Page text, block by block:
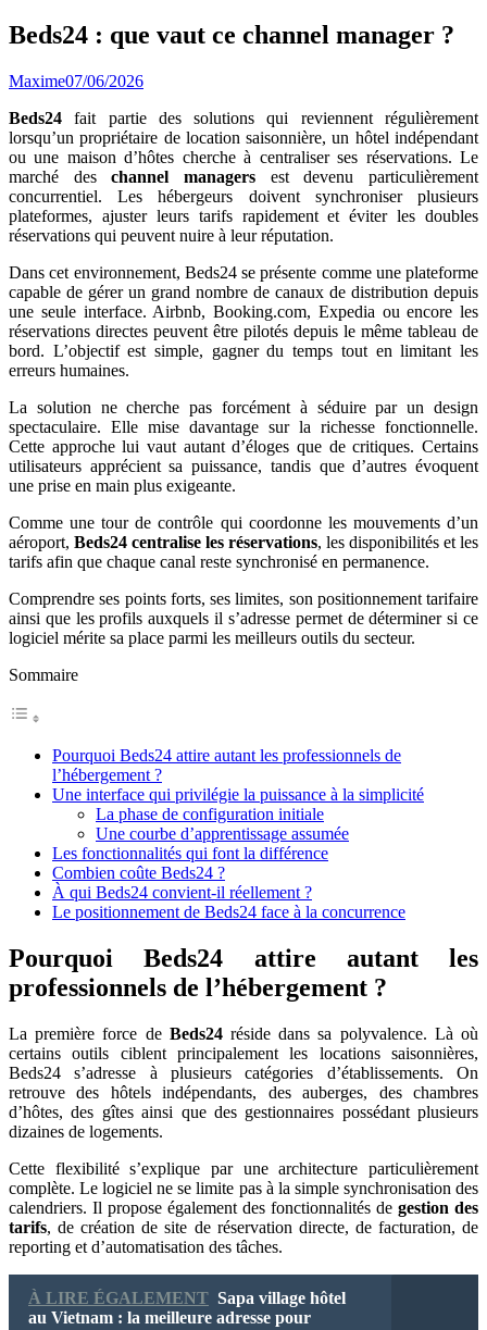
Beds24 : que vaut ce channel manager ?
Maxime07/06/2026
Beds24 fait partie des solutions qui reviennent régulièrement
lorsqu’un propriétaire de location saisonnière, un hôtel indépendant
ou une maison d’hôtes cherche à centraliser ses réservations. Le
marché deschannel managers est devenu particulièrement
concurrentiel. Les hébergeurs doivent synchroniser plusieurs
plateformes, ajuster leurs tarifs rapidement et éviter les doubles
réservations qui peuvent nuire à leur réputation.
Dans cet environnement, Beds24 se présente comme une plateforme
capable de gérer un grand nombre de canaux de distribution depuis
une seule interface. Airbnb, Booking.com, Expedia ou encore les
réservations directes peuvent être pilotés depuis le même tableau de
bord. L’objectif est simple, gagner du temps tout en limitant les
erreurs humaines.
La solution ne cherche pas forcément à séduire par un design
spectaculaire. Elle mise davantage sur la richesse fonctionnelle.
Cette approche lui vaut autant d’éloges que de critiques. Certains
utilisateurs apprécient sa puissance, tandis que d’autres évoquent
une prise en main plus exigeante.
Comme une tour de contrôle qui coordonne les mouvements d’un
aéroport, Beds24 centralise les réservations, les disponibilités et les
tarifs afin que chaque canal reste synchronisé en permanence.
Comprendre ses points forts, ses limites, son positionnement tarifaire
ainsi que les profils auxquels il s’adresse permet de déterminer si ce
logiciel mérite sa place parmi les meilleurs outils du secteur.
Sommaire
Pourquoi Beds24 attire autant les professionnels de
l’hébergement ?
Une interface qui privilégie la puissance à la simplicité
La phase de configuration initiale
Une courbe d’apprentissage assumée
Les fonctionnalités qui font la différence
Combien coûte Beds24 ?
À qui Beds24 convient-il réellement ?
Le positionnement de Beds24 face à la concurrence
Pourquoi Beds24 attire autant les
professionnels de l’hébergement ?
La première force de Beds24réside dans sa polyvalence. Là où
certains outils ciblent principalement les locations saisonnières,
Beds24 s’adresse à plusieurs catégories d’établissements. On
retrouve des hôtels indépendants, des auberges, des chambres
d’hôtes, des gîtes ainsi que des gestionnaires possédant plusieurs
dizaines de logements.
Cette flexibilité s’explique par une architecture particulièrement
complète. Le logiciel ne se limite pas à la simple synchronisation des
calendriers. Il propose également des fonctionnalités de gestion des
tarifs, de création de site de réservation directe, de facturation, de
reporting et d’automatisation des tâches.
À LIRE ÉGALEMENT Sapa village hôtel
au Vietnam : la meilleure adresse pour